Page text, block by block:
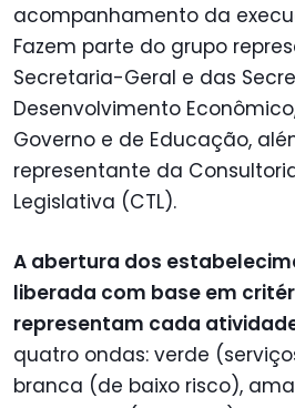
acompanhamento da
Fazem parte do grupo
Secretaria-Geral e das
Desenvolvimento
Governo e de Educação,
representante da
Legislativa (CTL).
A abertura dos
liberada com base em
representam cada
quatro ondas: verde
branca (de baixo risco),